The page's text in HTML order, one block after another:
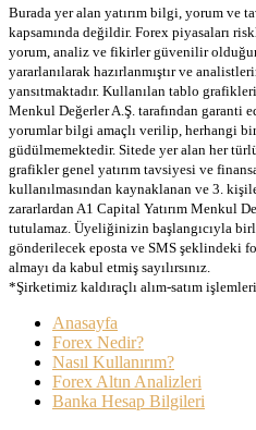
Burada yer alan yatırım bilgi, yorum ve
kapsamında değildir. Forex piyasaları
yorum, analiz ve fikirler güvenilir
yararlanılarak hazırlanmıştır ve
yansıtmaktadır. Kullanılan tablo
Menkul Değerler A.Ş. tarafından garanti
yorumlar bilgi amaçlı verilip, herhangi bir
güdülmemektedir. Sitede yer alan her
grafikler genel yatırım tavsiyesi ve
kullanılmasından kaynaklanan ve 3.
zararlardan A1 Capital Yatırım Menkul
tutulamaz. Üyeliğinizin başlangıcıyla
gönderilecek eposta ve SMS şeklindeki
almayı da kabul etmiş sayılırsınız.
*Şirketimiz kaldıraçlı alım-satım
Anasayfa
Forex Nedir?
Nasıl Kullanırım?
Forex Altın Analizleri
Banka Hesap Bilgileri